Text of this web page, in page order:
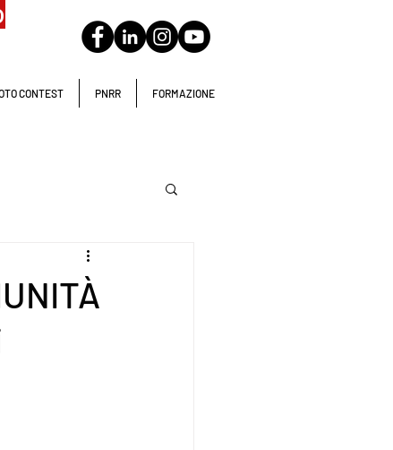
CONTEST PNRR FORMAZIONE